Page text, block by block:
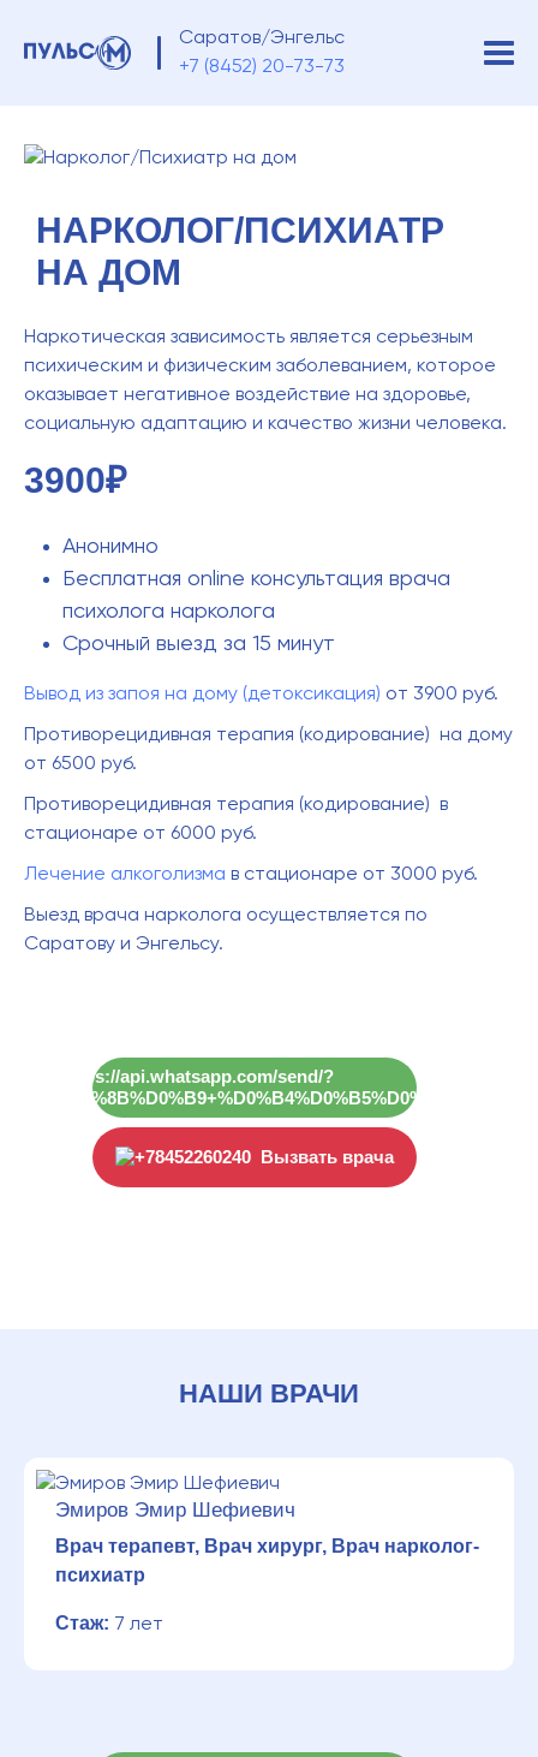
Саратов/Энгельс
+7 (8452) 20-73-73
НАРКОЛОГ/ПСИХИАТР
НА ДОМ
Наркотическая зависимость является серьезным
психическим и физическим заболеванием, которое
оказывает негативное воздействие на здоровье,
социальную адаптацию и качество жизни человека.
3900₽
Анонимно
Бесплатная online консультация врача
психолога нарколога
Срочный выезд за 15 минут
Вывод из запоя на дому (детоксикация) от 3900 руб.
Противорецидивная терапия (кодирование) на дому
от 6500 руб.
Противорецидивная терапия (кодирование) в
стационаре от 6000 руб.
Лечение алкоголизма в стационаре от 3000 руб.
Выезд врача нарколога осуществляется по
Саратову и Энгельсу.
Вызвать врача
НАШИ ВРАЧИ
Эмиров Эмир Шефиевич
Врач терапевт, Врач хирург, Врач нарколог-
психиатр
Стаж: 7 лет